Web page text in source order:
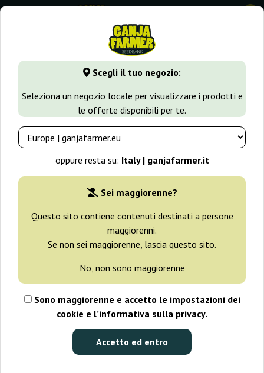
⭐ -40% Varietà a crescita rapida ⭐
⏰ 2 giorni 08:48:39
Scegli il tuo negozio:
Seleziona un negozio locale per visualizzare i prodotti e
le offerte disponibili per te.
oppure resta su: Italy | ganjafarmer.it
Sei maggiorenne?
Questo sito contiene contenuti destinati a persone
maggiorenni.
Se non sei maggiorenne, lascia questo sito.
No, non sono maggiorenne
Sono maggiorenne e accetto le impostazioni dei
cookie e l’informativa sulla privacy.
Accetto ed entro
0
GanjaFarmer.it Tipi di Semi Semi Indica
Semi di Cannabis Indica
Questa categoria contiene semi di marijuana con genetica
proveniente dalle fresche regioni del sud dell’Asia troverà qui
qualcosa di unico per la sua collezione. Solo grandi nomi dai
migliori produttori, assicurando il successo di ogni collezione.
-25%